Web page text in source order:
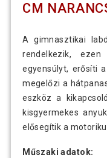
CM
A gimnasztikai
rendelkezik,
egyensúlyt, erősíti
megelőzi a
eszköz a
kisgyermekes
elősegítik a
Műszaki adatok: